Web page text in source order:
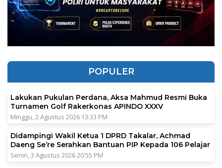
POPULER
Lakukan Pukulan Perdana, Aksa Mahmud Resmi Buka
Turnamen Golf Rakerkonas APINDO XXXV
Minggu, 2 Agustus 2026 13:33 PM
Didampingi Wakil Ketua 1 DPRD Takalar, Achmad
Daeng Se’re Serahkan Bantuan PIP Kepada 106 Pelajar
Senin, 3 Agustus 2026 20:55 PM